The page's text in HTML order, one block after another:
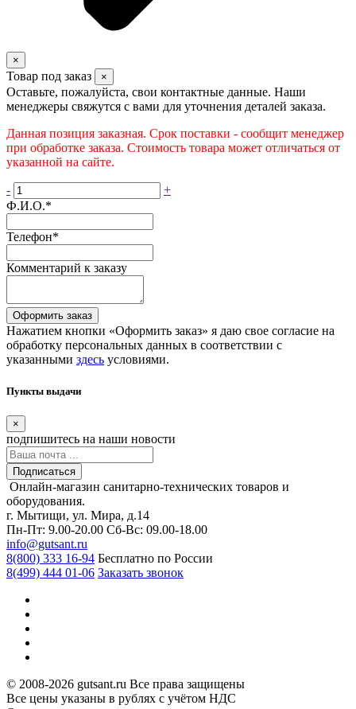
×
Товар под заказ ×
Оставьте, пожалуйста, свои контактные данные. Наши
менеджеры свяжутся с вами для уточнения деталей заказа.
Данная позиция заказная. Срок поставки - сообщит менеджер
при обработке заказа. Стоимость товара может отличаться от
указанной на сайте.
-
+
Ф.И.О.*
Телефон*
Комментарий к заказу
Оформить заказ
Нажатием кнопки «Оформить заказ» я даю свое согласие на
обработку персональных данных в соответствии с
указанными здесь условиями.
Пункты выдачи
×
подпишитесь на наши новости
Подписаться
Онлайн-магазин санитарно-технических товаров и
оборудования.
г. Мытищи, ул. Мира, д.14
Пн-Пт: 9.00-20.00 Сб-Вс: 09.00-18.00
info@gutsant.ru
8(800) 333 16-94 Бесплатно по России
8(499) 444 01-06 Заказать звонок
© 2008-2026 gutsant.ru Все права защищены
Все цены указаны в рублях с учётом НДС